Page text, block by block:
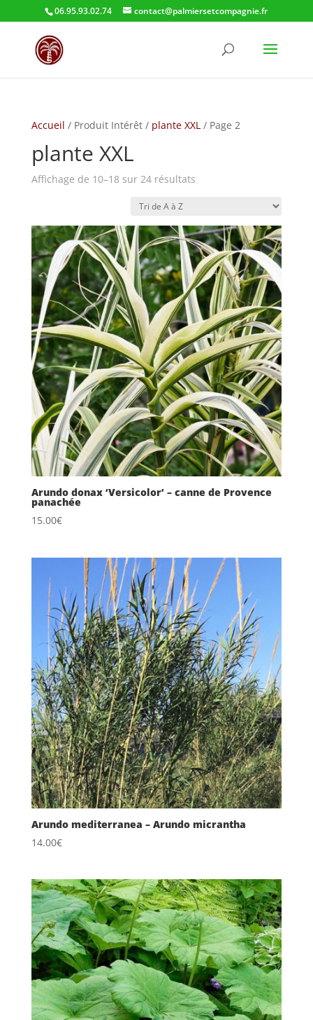
06.95.93.02.74 contact@palmiersetcompagnie.fr
Accueil / Produit Intérêt / plante XXL/ Page 2
plante XXL
Affichage de 10–18 sur 24 résultats
Arundo donax ‘Versicolor’ – canne de Provence
panachée
15.00€
Arundo mediterranea – Arundo micrantha
14.00€